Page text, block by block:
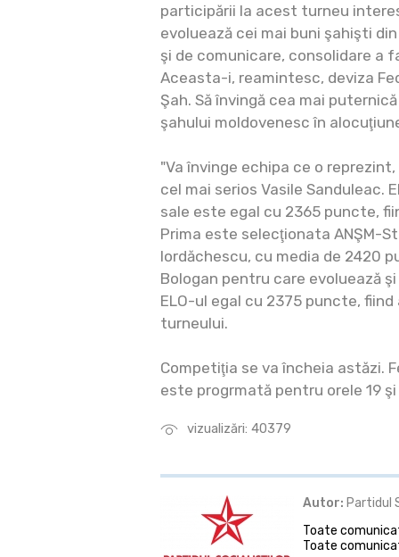
vizualizări: 40379
participării la acest turneu
evoluează cei mai buni şahişti
şi de comunicare, consolidare a
Aceasta-i, reamintesc, deviza
Şah. Să învingă cea mai
şahului moldovenesc în
"Va învinge echipa ce o
cel mai serios Vasile Sanduleac.
sale este egal cu 2365 puncte,
Prima este selecţionata ANŞM-
Iordăchescu, cu media de 2420
Bologan pentru care evoluează
ELO-ul egal cu 2375 puncte,
turneului.
Competiţia se va încheia astăzi.
este progrmată pentru orele 19
Autor: Partidul
Toate
Toate